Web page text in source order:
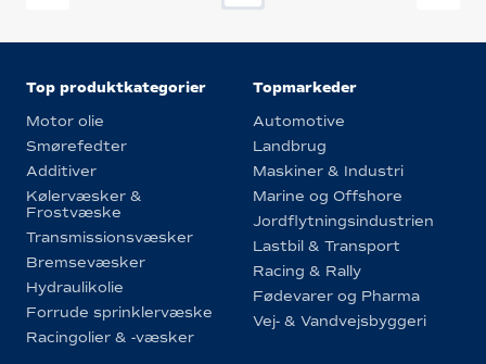
Top produktkategorier
Motor olie
Smørefedter
Additiver
Kølervæsker &
Frostvæske
Transmissionsvæsker
Bremsevæsker
Hydraulikolie
Forrude sprinklervæske
Racingolier & -væsker
Topmarkeder
Automotive
Landbrug
Maskiner & Industri
Marine og Offshore
Jordflytningsindustrien
Lastbil & Transport
Racing & Rally
Fødevarer og Pharma
Vej- & Vandvejsbyggeri